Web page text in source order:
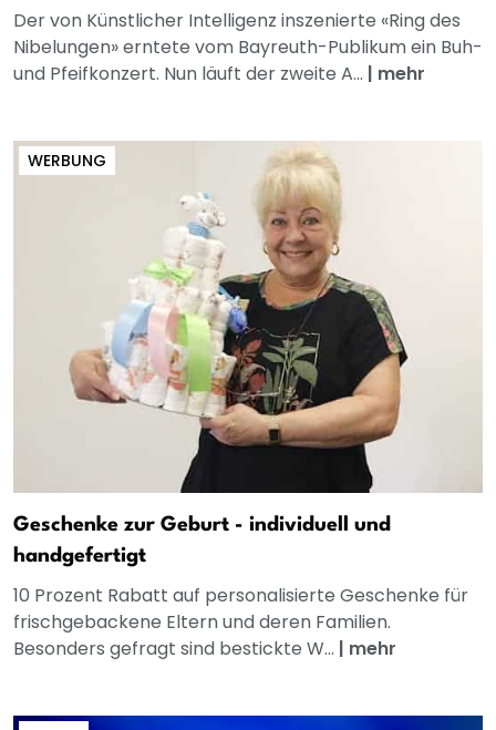
Der von Künstlicher Intelligenz inszenierte «Ring des
Nibelungen» erntete vom Bayreuth-Publikum ein Buh-
und Pfeifkonzert. Nun läuft der zweite A... | mehr
WERBUNG
Geschenke zur Geburt - individuell und
handgefertigt
10 Prozent Rabatt auf personalisierte Geschenke für
frischgebackene Eltern und deren Familien.
Besonders gefragt sind bestickte W... | mehr